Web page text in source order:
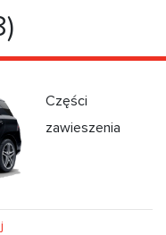
Części
zawieszenia
pneumatycznego